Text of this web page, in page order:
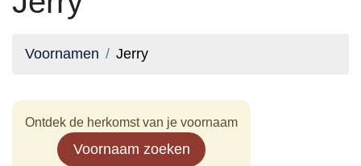
Voornamen Jerry
Ontdek de herkomst van je voornaam
Voornaam zoeken